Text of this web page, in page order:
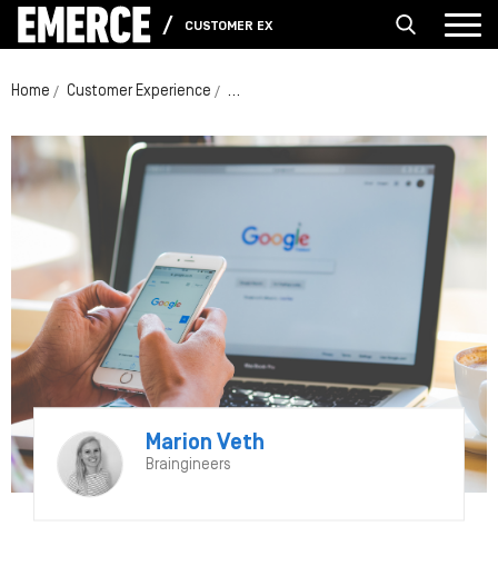
CUSTOMER EXPERIENCE
Home Customer Experience Wat is de impact van mobiele laadtijd
Marion Veth
Braingineers